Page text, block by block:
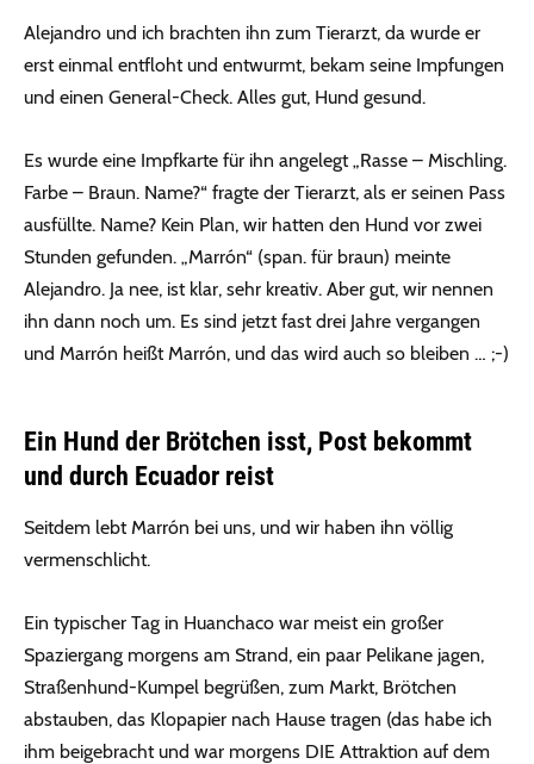
Alejandro und ich brachten ihn zum Tierarzt, da wurde er
erst einmal entfloht und entwurmt, bekam seine Impfungen
und einen General-Check. Alles gut, Hund gesund.
Es wurde eine Impfkarte für ihn angelegt „Rasse – Mischling.
Farbe – Braun. Name?“ fragte der Tierarzt, als er seinen Pass
ausfüllte. Name? Kein Plan, wir hatten den Hund vor zwei
Stunden gefunden. „Marrón“ (span. für braun) meinte
Alejandro. Ja nee, ist klar, sehr kreativ. Aber gut, wir nennen
ihn dann noch um. Es sind jetzt fast drei Jahre vergangen
und Marrón heißt Marrón, und das wird auch so bleiben … ;-)
Ein Hund der Brötchen isst, Post bekommt
und durch Ecuador reist
Seitdem lebt Marrón bei uns, und wir haben ihn völlig
vermenschlicht.
Ein typischer Tag in Huanchaco war meist ein großer
Spaziergang morgens am Strand, ein paar Pelikane jagen,
Straßenhund-Kumpel begrüßen, zum Markt, Brötchen
abstauben, das Klopapier nach Hause tragen (das habe ich
ihm beigebracht und war morgens DIE Attraktion auf dem